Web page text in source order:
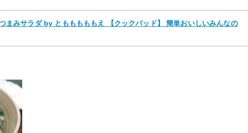
まみサラダ by ともももももえ 【クックパッド】 簡単おいしいみんなの